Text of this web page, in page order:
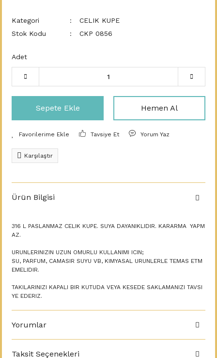
Kategori
CELIK KUPE
Stok Kodu
CKP 0856
Adet
Sepete Ekle Hemen Al
Tavsiye Et Yorum Yaz
Karşılaştır
Ürün Bilgisi
316 L PASLANMAZ CELIK KUPE. SUYA DAYANIKLIDIR. KARARMA YAPM
AZ.
URUNLERINIZIN UZUN OMURLU KULLANIMI ICIN;
SU, PARFUM, CAMASIR SUYU VB, KIMYASAL URUNLERLE TEMAS ETM
EMELIDIR.
TAKILARINIZI KAPALI BIR KUTUDA VEYA KESEDE SAKLAMANIZI TAVSI
YE EDERIZ.
Yorumlar
Taksit Seçenekleri